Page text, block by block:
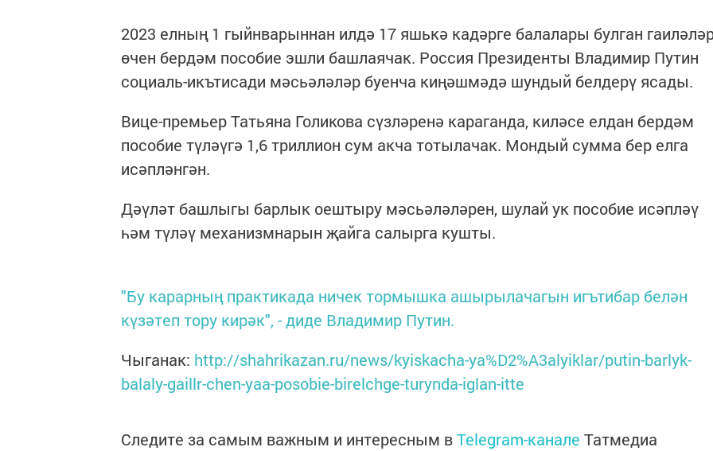
2023 елның 1 гыйнварыннан илдә 17 яшькә кадәрге балалары булган
өчен бердәм пособие эшли башлаячак. Россия Президенты Владимир Путин
социаль-икътисади мәсьәләләр буенча киңәшмәдә шундый белдерү ясады.
Вице-премьер Татьяна Голикова сүзләренә караганда, киләсе елдан бердәм
пособие түләүгә 1,6 триллион сум акча тотылачак. Мондый сумма бер елга
исәпләнгән.
Дәүләт башлыгы барлык оештыру мәсьәләләрен, шулай ук пособие исәпләү
һәм түләү механизмнарын җайга салырга кушты.
"Бу карарның практикада ничек тормышка ашырылачагын игътибар белән
күзәтеп тору кирәк", - диде Владимир Путин.
Чыганак: http://shahrikazan.ru/news/kyiskacha-ya%D2%A3alyiklar/putin-barlyk-
balaly-gaillr-chen-yaa-posobie-birelchge-turynda-iglan-itte
Следите за самым важным и интересным вTelegram-канале Татмедиа